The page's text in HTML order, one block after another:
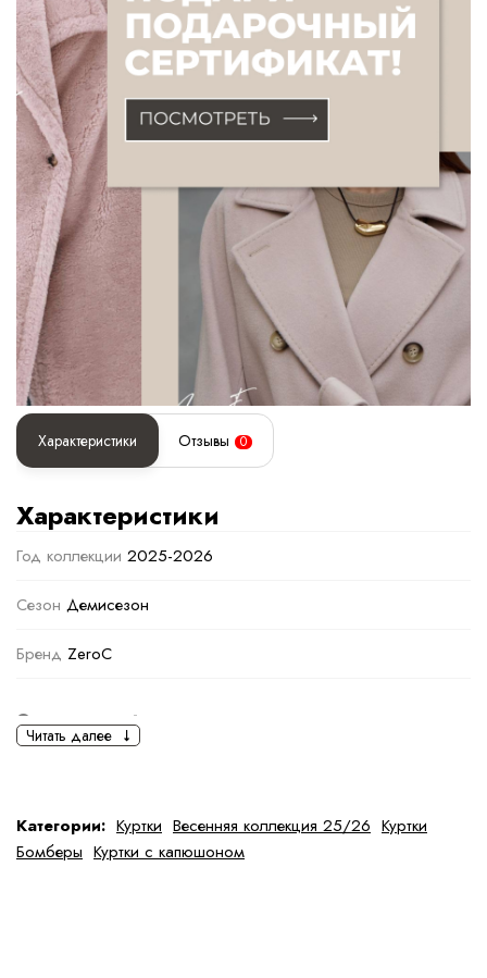
Характеристики Отзывы 0
Характеристики
Год коллекции 2025-2026
Сезон Демисезон
Бренд ZeroC
Основная информация
Ткань Полиэстер
Состав ткани 100 % полиэстер
Читать далее
Категории: Куртки Весенняя коллекция 25/26 Куртки
Бомберы Куртки с капюшоном